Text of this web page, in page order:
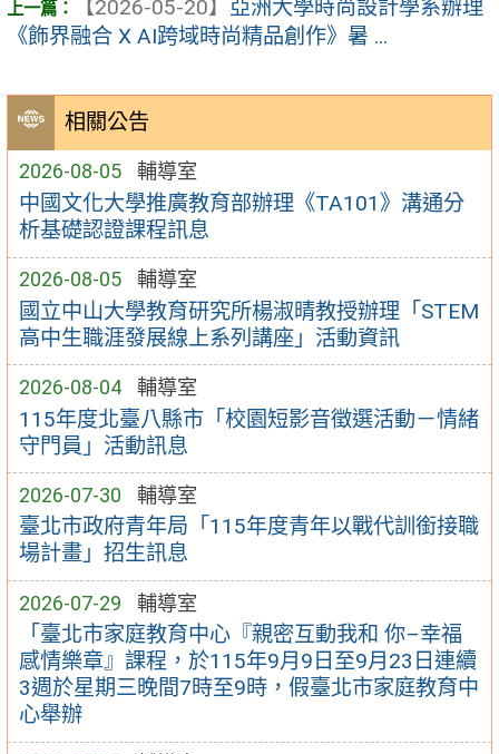
相關公告
2026-08-05 輔導室
中國文化大學推廣教育部辦理《TA101》溝通分
析基礎認證課程訊息
2026-08-05 輔導室
國立中山大學教育研究所楊淑晴教授辦理「STEM
高中生職涯發展線上系列講座」活動資訊
2026-08-04 輔導室
115年度北臺八縣市「校園短影音徵選活動－情緒
守門員」活動訊息
2026-07-30 輔導室
臺北市政府青年局「115年度青年以戰代訓銜接職
場計畫」招生訊息
2026-07-29 輔導室
「臺北市家庭教育中心『親密互動我和 你–幸福
感情樂章』課程，於115年9月9日至9月23日連續
3週於星期三晚間7時至9時，假臺北市家庭教育中
心舉辦
【2026-05-20】 亞洲大學時尚設計學系辦理
《飾界融合 X AI跨域時尚精品創作》暑 ...